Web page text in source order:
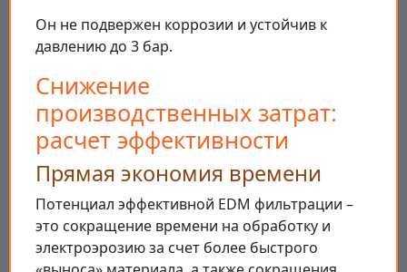
Он не подвержен коррозии и устойчив к
давлению до 3 бар.
Снижение
производственных затрат:
расчет эффективности
Прямая экономия времени
Потенциал эффективной EDM фильтрации –
это сокращение времени на обработку и
электроэрозию за счет более быстрого